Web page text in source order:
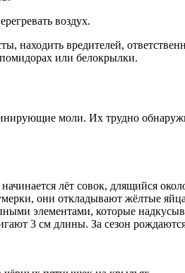
воздух.
находить вредителей,
или белокрылки.
моли. Их трудно
лёт совок, длящийся
они откладывают жёлтые
элементами, которые
3 см длины. За сезон